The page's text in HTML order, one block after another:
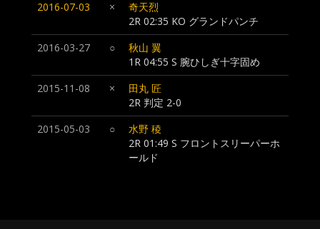
2016-07-03
×
奇天烈
2R 02:35 KO グランドパンチ
2016-03-27
○
秋山 翼
1R 04:55 S 腕ひしぎ十字固め
2015-11-08
×
田丸 匠
2R 判定 2-0
2015-05-03
○
水野 稜
2R 01:49 S フロントスリーパーホ
ールド